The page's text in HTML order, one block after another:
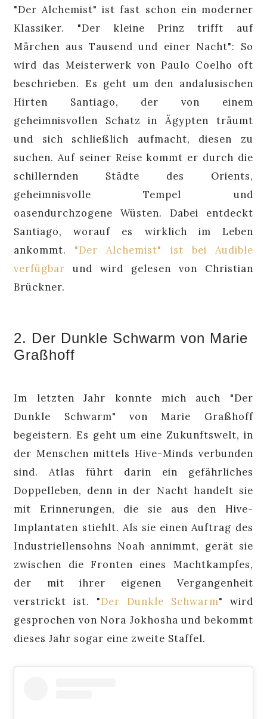
"Der Alchemist" ist fast schon ein moderner
Klassiker. "Der kleine Prinz trifft auf
Märchen aus Tausend und einer Nacht": So
wird das Meisterwerk von Paulo Coelho oft
beschrieben. Es geht um den andalusischen
Hirten Santiago, der von einem
geheimnisvollen Schatz in Ägypten träumt
und sich schließlich aufmacht, diesen zu
suchen. Auf seiner Reise kommt er durch die
schillernden Städte des Orients,
geheimnisvolle Tempel und
oasendurchzogene Wüsten. Dabei entdeckt
Santiago, worauf es wirklich im Leben
ankommt. "Der Alchemist" ist bei Audible
verfügbar und wird gelesen von Christian
Brückner.
2. Der Dunkle Schwarm von Marie
Graßhoff
Im letzten Jahr konnte mich auch "Der
Dunkle Schwarm" von Marie Graßhoff
begeistern. Es geht um eine Zukunftswelt, in
der Menschen mittels Hive-Minds verbunden
sind. Atlas führt darin ein gefährliches
Doppelleben, denn in der Nacht handelt sie
mit Erinnerungen, die sie aus den Hive-
Implantaten stiehlt. Als sie einen Auftrag des
Industriellensohns Noah annimmt, gerät sie
zwischen die Fronten eines Machtkampfes,
der mit ihrer eigenen Vergangenheit
verstrickt ist. "Der Dunkle Schwarm" wird
gesprochen von Nora Jokhosha und bekommt
dieses Jahr sogar eine zweite Staffel.